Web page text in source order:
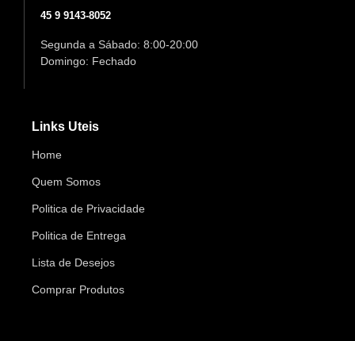
45 9 9143-8052
Segunda a Sábado: 8:00-20:00
Domingo: Fechado
Links Uteis
Home
Quem Somos
Politica de Privacidade
Politica de Entrega
Lista de Desejos
Comprar Produtos